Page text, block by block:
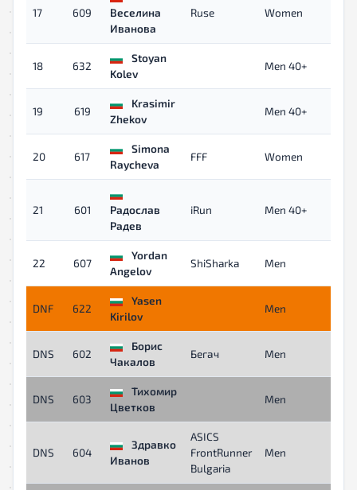
17 609
Веселина
Иванова
Ruse Women
18 632
Stoyan
Kolev
Men 40+
19 619
Krasimir
Zhekov
Men 40+
20 617
Simona
Raycheva
FFF Women
21 601
Радослав
Радев
iRun Men 40+
22 607
Yordan
Angelov
ShiSharka Men
DNF 622
Yasen
Kirilov
Men
DNS 602
Борис
Чакалов
Бегач Men
DNS 603
Тихомир
Цветков
Men
DNS 604
Здравко
Иванов
ASICS
FrontRunner
Bulgaria
Men